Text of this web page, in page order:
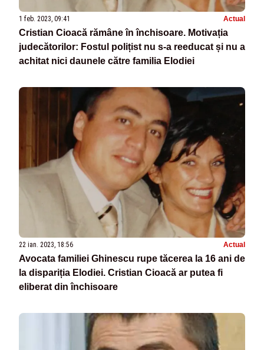
1 feb. 2023, 09:41 Actual
Cristian Cioacă rămâne în închisoare. Motivația
judecătorilor: Fostul polițist nu s-a reeducat și nu a
achitat nici daunele către familia Elodiei
22 ian. 2023, 18:56 Actual
Avocata familiei Ghinescu rupe tăcerea la 16 ani de
la dispariția Elodiei. Cristian Cioacă ar putea fi
eliberat din închisoare